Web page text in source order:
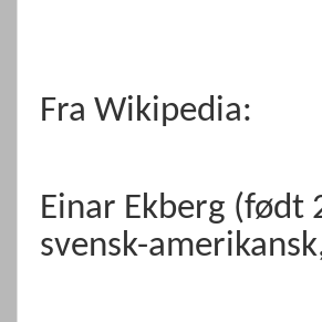
Fra Wikipedia:
Einar Ekberg (født
svensk-